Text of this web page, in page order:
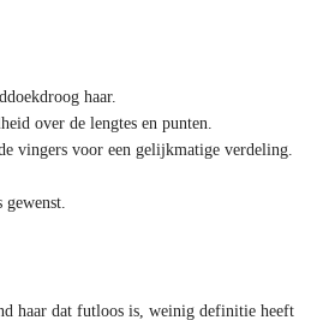
haar.
over de lengtes en punten.
vingers voor een gelijkmatige verdeling.
haar dat futloos is, weinig definitie heeft